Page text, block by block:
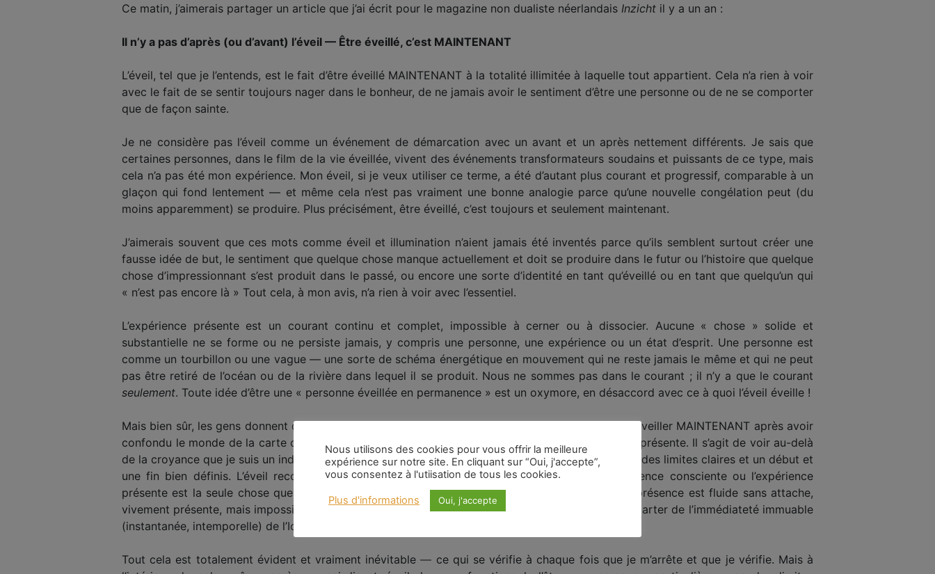
Ce matin, j’aimerais partager un article que j’ai écrit pour le magazine non dualiste néerlandais Inzicht il y a un an :
Il n’y a pas d’après (ou d’avant) l’éveil — Être éveillé, c’est MAINTENANT
L’éveil, tel que je l’entends, est le fait d’être éveillé MAINTENANT à la totalité illimitée à laquelle tout appartient. Cela n’a rien à voir
avec le fait de se sentir toujours nager dans le bonheur, de ne jamais avoir le sentiment d’être une personne ou de ne se comporter
que de façon sainte.
Je ne considère pas l’éveil comme un événement de démarcation avec un avant et un après nettement différents. Je sais que
certaines personnes, dans le film de la vie éveillée, vivent des événements transformateurs soudains et puissants de ce type, mais
cela n’a pas été mon expérience. Mon éveil, si je veux utiliser ce terme, a été d’autant plus courant et progressif, comparable à un
glaçon qui fond lentement — et même cela n’est pas vraiment une bonne analogie parce qu’une nouvelle congélation peut (du
moins apparemment) se produire. Plus précisément, être éveillé, c’est toujours et seulement maintenant.
J’aimerais souvent que ces mots comme éveil et illumination n’aient jamais été inventés parce qu’ils semblent surtout créer une
fausse idée de but, le sentiment que quelque chose manque actuellement et doit se produire dans le futur ou l’histoire que quelque
chose d’impressionnant s’est produit dans le passé, ou encore une sorte d’identité en tant qu’éveillé ou en tant que quelqu’un qui
« n’est pas encore là » Tout cela, à mon avis, n’a rien à voir avec l’essentiel.
L’expérience présente est un courant continu et complet, impossible à cerner ou à dissocier. Aucune « chose » solide et
substantielle ne se forme ou ne persiste jamais, y compris une personne, une expérience ou un état d’esprit. Une personne est
comme un tourbillon ou une vague — une sorte de schéma énergétique en mouvement qui ne reste jamais le même et qui ne peut
pas être retiré de l’océan ou de la rivière dans lequel il se produit. Nous ne sommes pas dans le courant ; il n’y a que le courant
seulement. Toute idée d’être une « personne éveillée en permanence » est un oxymore, en désaccord avec ce à quoi l’éveil éveille !
Mais bien sûr, les gens donnent des sens très différents au mot « éveil ». Pour moi, il signifie se réveiller MAINTENANT après avoir
confondu le monde de la carte conceptuelle de la pensée avec l’actualité vivante de l’expérience présente. Il s’agit de voir au-delà
de la croyance que je suis un individu séparé, encapsulé, doté d’un libre arbitre indépendant, avec des limites claires et un début et
une fin bien définis. L’éveil reconnaît que je suis à la fois rien (no-thing ) et tout, que la présence consciente ou l’expérience
présente est la seule chose que je connaisse avec certitude et sans aucun doute, et que cette présence est fluide sans attache,
vivement présente, mais impossible à saisir, changeant constamment d’apparence sans jamais s’écarter de l’immédiateté immuable
(instantanée, intemporelle) de l’Ici-Maintenant.
Tout cela est totalement évident et vraiment inévitable— ce qui se vérifie à chaque fois que je m’arrête et que je vérifie. Mais à
Nous utilisons des cookies pour vous offrir la meilleure
expérience sur notre site. En cliquant sur “Oui, j'accepte”,
vous consentez à l'utiisation de tous les cookies.
Plus d'informations Oui, j'accepte